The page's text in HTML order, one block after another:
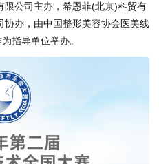
限公司主办，希恩菲(北京)科贸有
协办，由中国整形美容协会医美线
指导单位举办。